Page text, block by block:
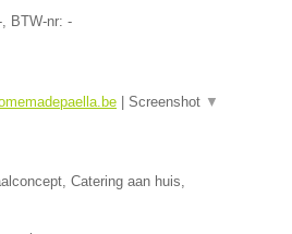
, BTW-nr: -
Screenshot ▼
Catering aan huis,